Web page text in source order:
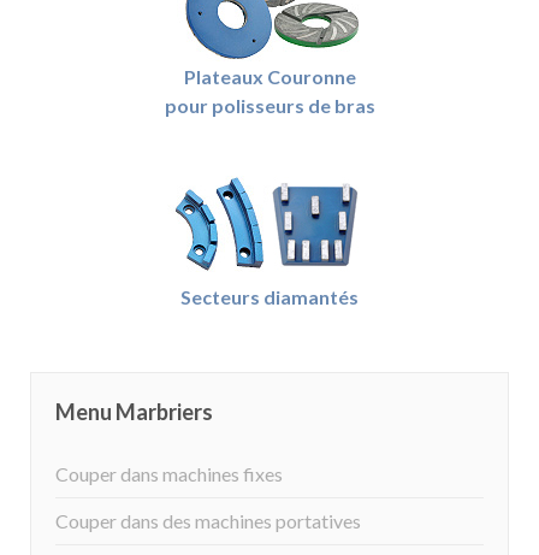
Plateaux Couronne
pour polisseurs de bras
Secteurs diamantés
Menu Marbriers
Couper dans machines fixes
Couper dans des machines portatives